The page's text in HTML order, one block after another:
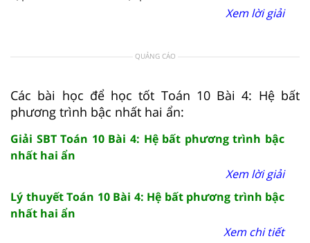
Xem lời giải
QUẢNG CÁO
Các bài học để học tốt Toán 10 Bài 4: Hệ bất
phương trình bậc nhất hai ẩn:
Giải SBT Toán 10 Bài 4: Hệ bất phương trình bậc
nhất hai ẩn
Xem lời giải
Lý thuyết Toán 10 Bài 4: Hệ bất phương trình bậc
nhất hai ẩn
Xem chi tiết